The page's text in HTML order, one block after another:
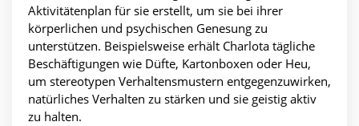
Aktivitätenplan für sie erstellt, um sie bei ihrer
körperlichen und psychischen Genesung zu
unterstützen. Beispielsweise erhält Charlota tägliche
Beschäftigungen wie Düfte, Kartonboxen oder Heu,
um stereotypen Verhaltensmustern entgegenzuwirken,
natürliches Verhalten zu stärken und sie geistig aktiv
zu halten.